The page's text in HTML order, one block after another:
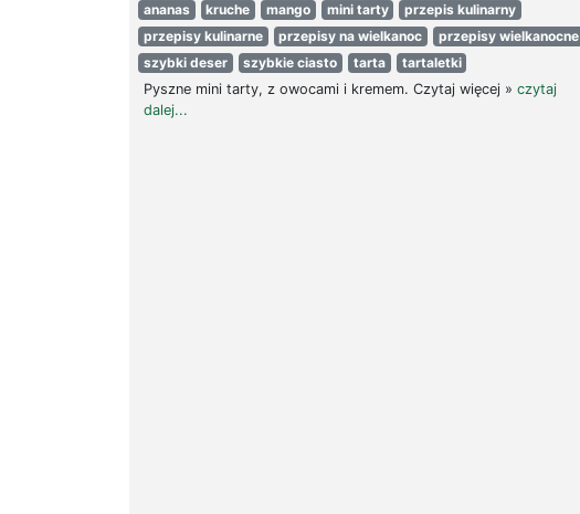
ananas kruche mango mini tarty
przepis kulinarny
przepisy kulinarne
przepisy na wielkanoc
przepisy wielkanocne
szybki deser
szybkie ciasto tarta
tartaletki
Pyszne mini tarty, z owocami i kremem. Czytaj więcej » czytaj
dalej...